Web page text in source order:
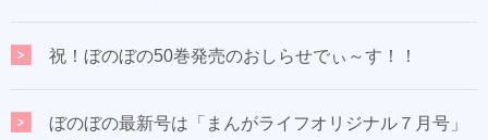
祝！ぼのぼの50巻発売のおしらせでぃ～す！！
ぼのぼの最新号は「まんがライフオリジナル７月号」